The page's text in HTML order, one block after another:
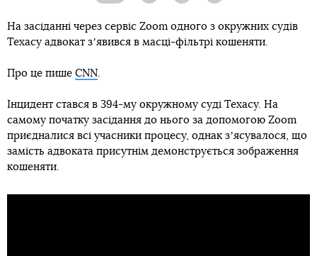
На засіданні через сервіс Zoom одного з окружних судів
Техасу адвокат зʼявився в масці-фільтрі кошеняти.
Про це пише CNN
Інцидент стався в 394-му окружному суді Техасу. На
самому початку засідання до нього за допомогою Zoom
приєдналися всі учасники процесу, однак зʼясувалося, що
замість адвоката присутнім демонструється зображення
кошеняти.